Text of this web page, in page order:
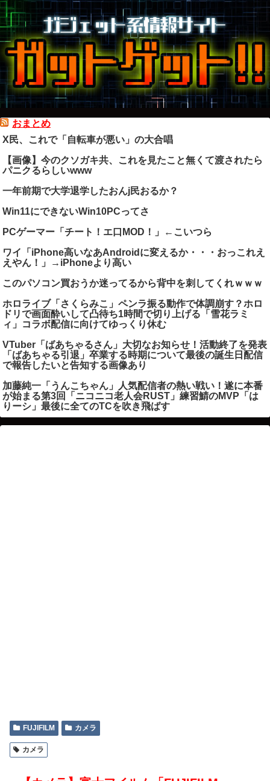
おまとめ
X民、これで「自転車が悪い」の大合唱
【画像】今のクソガキ共、これを見たこと無くて渡されたら
パニクるらしいwww
一年前期で大学退学したおんj民おるか？
Win11にできないWin10PCってさ
PCゲーマー「チート！エ口MOD！」←こいつら
ワイ「iPhone高いなあAndroidに変えるか・・・おっこれえ
えやん！」→iPhoneより高い
このパソコン買おうか迷ってるから背中を刺してくれｗｗｗ
ホロライブ「さくらみこ」ペンラ振る動作で体調崩す？ホロ
ドリで画面酔いして凸待ち1時間で切り上げる「雪花ラミ
ィ」コラボ配信に向けてゆっくり休む
VTuber「ばあちゃるさん」大切なお知らせ！活動終了を発表
「ばあちゃる引退」卒業する時期について最後の誕生日配信
で報告したいと告知する画像あり
加藤純一「うんこちゃん」人気配信者の熱い戦い！遂に本番
が始まる第3回「ニコニコ老人会RUST」練習鯖のMVP「は
りーシ」最後に全てのTCを吹き飛ばす
FUJIFILM カメラ
カメラ